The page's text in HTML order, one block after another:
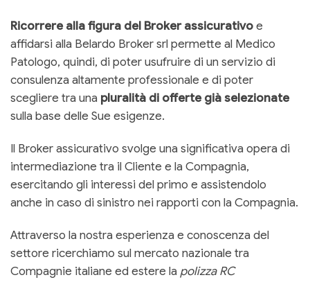
Ricorrere alla figura del Broker assicurativoe
affidarsi alla Belardo Broker srl permette al Medico
Patologo, quindi, di poter usufruire di un servizio di
consulenza altamente professionale e di poter
scegliere tra una pluralità di offerte già selezionate
sulla base delle Sue esigenze.
Il Broker assicurativo svolge una significativa opera di
intermediazione tra il Cliente e la Compagnia,
esercitando gli interessi del primo e assistendolo
anche in caso di sinistro nei rapporti con la Compagnia.
Attraverso la nostra esperienza e conoscenza del
settore ricerchiamo sul mercato nazionale tra
Compagnie italiane ed estere la polizza RC